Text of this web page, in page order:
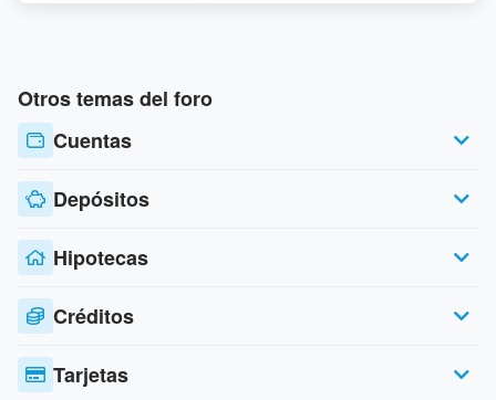
Otros temas del foro
Cuentas
Depósitos
Hipotecas
Créditos
Tarjetas